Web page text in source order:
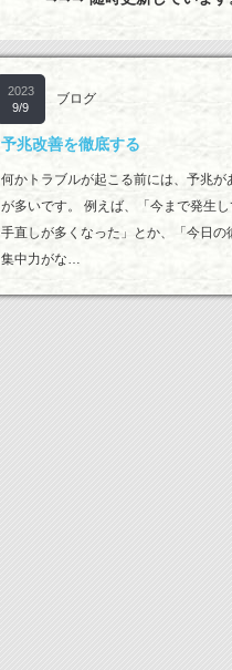
2023
9/9
ブログ
予兆改善を徹底する
何かトラブルが起こる前には、予兆が
が多いです。 例えば、「今まで発生
手直しが多くなった」とか、「今日の
集中力がな…